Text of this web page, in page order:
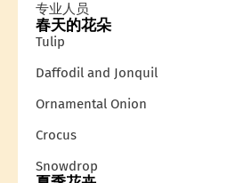
专业人员
春天的花朵
Tulip
Daffodil and Jonquil
Ornamental Onion
Crocus
Snowdrop